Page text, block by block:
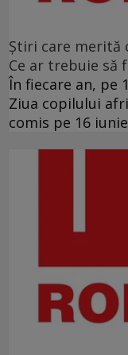
Ştiri care merită
Ce ar trebuie să
În fiecare an, pe
Ziua copilului
comis pe 16